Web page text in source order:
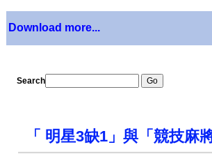
Download more...
Search
「 明星3缺1」與「競技麻